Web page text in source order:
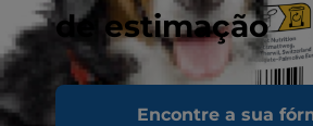
de estimação
Encontre a sua